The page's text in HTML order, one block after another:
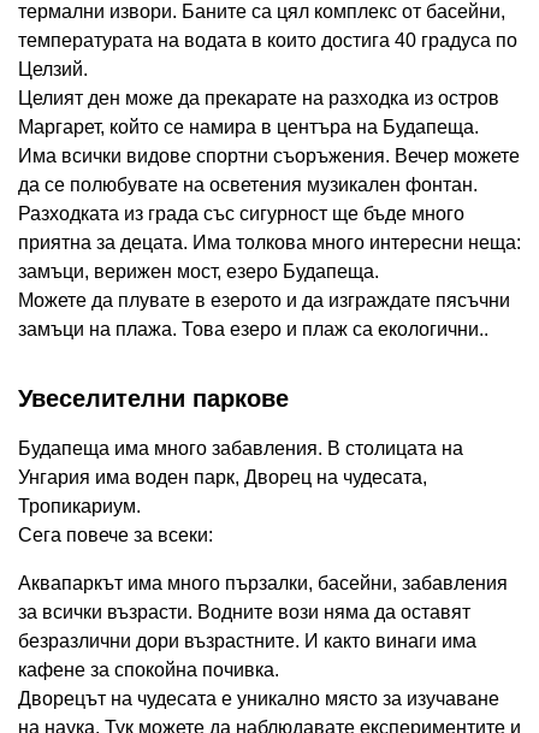
термални извори. Баните са цял комплекс от басейни,
температурата на водата в които достига 40 градуса по
Целзий.
Целият ден може да прекарате на разходка из остров
Маргарет, който се намира в центъра на Будапеща.
Има всички видове спортни съоръжения. Вечер можете
да се полюбувате на осветения музикален фонтан.
Разходката из града със сигурност ще бъде много
приятна за децата. Има толкова много интересни неща:
замъци, верижен мост, езеро Будапеща.
Можете да плувате в езерото и да изграждате пясъчни
замъци на плажа. Това езеро и плаж са екологични..
Увеселителни паркове
Будапеща има много забавления. В столицата на
Унгария има воден парк, Дворец на чудесата,
Тропикариум.
Сега повече за всеки:
Аквапаркът има много пързалки, басейни, забавления
за всички възрасти. Водните вози няма да оставят
безразлични дори възрастните. И както винаги има
кафене за спокойна почивка.
Дворецът на чудесата е уникално място за изучаване
на наука. Тук можете да наблюдавате експериментите и